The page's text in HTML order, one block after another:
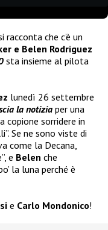
che c’è un
e Belen Rodriguez
sta insieme al pilota
lunedì 26 settembre
la notizia per una
copione sorridere in
Se ne sono viste di
come la Decana,
e Belen che
la luna perché è
e Carlo Mondonico!